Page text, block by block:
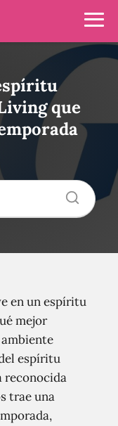
que
en un espíritu
mejor
espíritu
reconocida
trae una